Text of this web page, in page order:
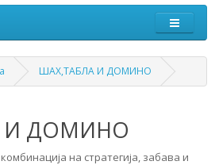
ШАХ,ТАБЛА И ДОМИНО
И ДОМИНО
на стратегија, забава и